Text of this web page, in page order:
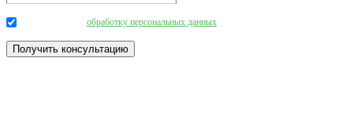
обработку персональных данных